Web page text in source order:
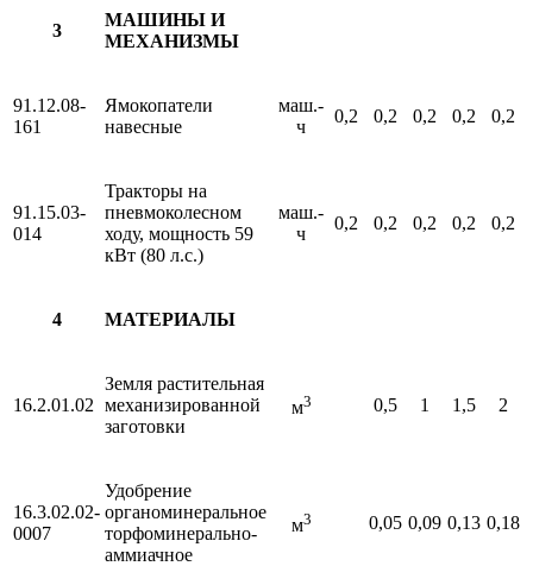
3
МАШИНЫ И
МЕХАНИЗМЫ
91.12.08-
161
Ямокопатели
навесные
маш.-
ч
0,2 0,2 0,2 0,2 0,2
91.15.03-
014
Тракторы на
пневмоколесном
ходу, мощность 59
кВт (80 л.с.)
маш.-
ч
0,2 0,2 0,2 0,2 0,2
4 МАТЕРИАЛЫ
16.2.01.02
Земля растительная
механизированной
заготовки
м3 0,5 1 1,5 2
16.3.02.02-
0007
Удобрение
органоминеральное
торфоминерально-
аммиачное
м3 0,05 0,09 0,13 0,18